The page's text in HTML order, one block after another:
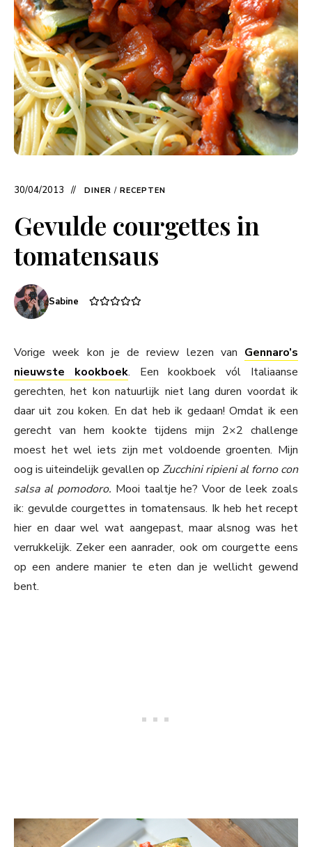
30/04/2013 DINER / RECEPTEN
Gevulde courgettes in
tomatensaus
Sabine
Vorige week kon je de review lezen van Gennaro’s
nieuwste kookboek. Een kookboek vól Italiaanse
gerechten, het kon natuurlijk niet lang duren voordat ik
daar uit zou koken. En dat heb ik gedaan! Omdat ik een
gerecht van hem kookte tijdens mijn 2×2 challenge
moest het wel iets zijn met voldoende groenten. Mijn
oog is uiteindelijk gevallen op Zucchini ripieni al forno con
salsa al pomodoro. Mooi taaltje he? Voor de leek zoals
ik: gevulde courgettes in tomatensaus. Ik heb het recept
hier en daar wel wat aangepast, maar alsnog was het
verrukkelijk. Zeker een aanrader, ook om courgette eens
op een andere manier te eten dan je wellicht gewend
bent.